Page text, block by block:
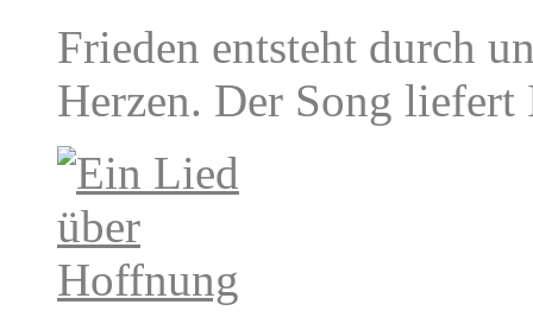
Frieden entsteht durch
Herzen. Der Song